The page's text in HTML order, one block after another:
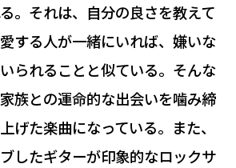
。それは、自分の良さを教えて
する人が一緒にいれば、嫌いな
られることと似ている。そんな
族との運命的な出会いを噛み締
げた楽曲になっている。また、
したギターが印象的なロックサ